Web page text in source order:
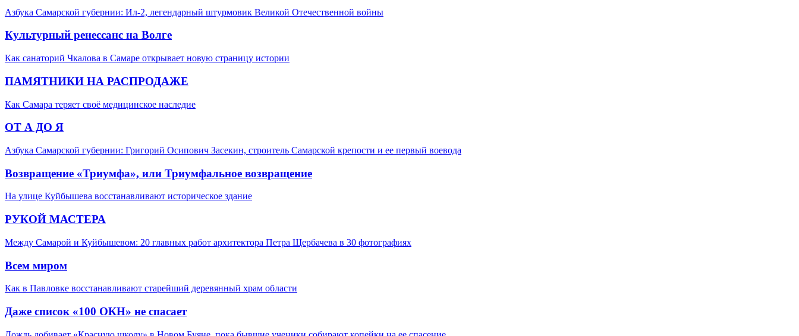
Азбука Самарской губернии: Ил-2, легендарный штурмовик Великой Отечественной войны
Культурный ренессанс на Волге
Как санаторий Чкалова в Самаре открывает новую страницу истории
ПАМЯТНИКИ НА РАСПРОДАЖЕ
Как Самара теряет своё медицинское наследие
ОТ А ДО Я
Азбука Самарской губернии: Григорий Осипович Засекин, строитель Самарской крепости и ее первый воевода
Возвращение «Триумфа», или Триумфальное возвращение
На улице Куйбышева восстанавливают историческое здание
РУКОЙ МАСТЕРА
Между Самарой и Куйбышевом: 20 главных работ архитектора Петра Щербачева в 30 фотографиях
Всем миром
Как в Павловке восстанавливают старейший деревянный храм области
Даже список «100 ОКН» не спасает